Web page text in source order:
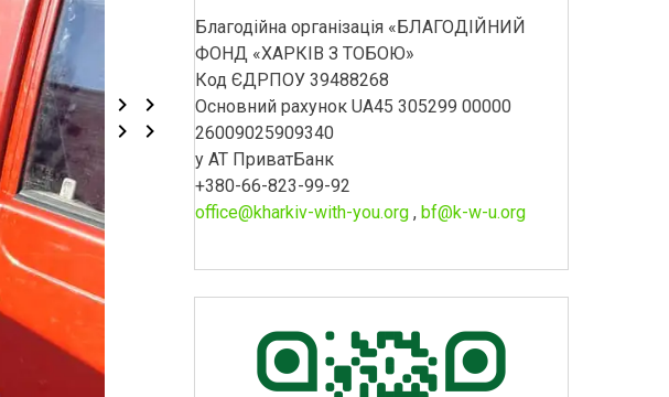
Благодійна організація «БЛАГОДІЙНИЙ
ФОНД «ХАРКІВ З ТОБОЮ»
Код ЄДРПОУ 39488268
Основний рахунок UA45 305299 00000
26009025909340
у АТ ПриватБанк
+380-66-823-99-92
office@kharkiv-with-you.org, bf@k-w-u.org